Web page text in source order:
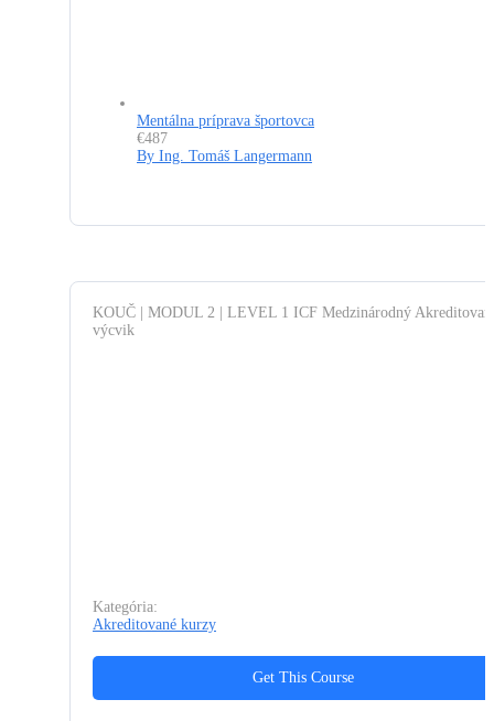
Mentálna príprava športovca
€487
By Ing. Tomáš Langermann
KOUČ | MODUL 2 | LEVEL 1 ICF Medzinárodný
výcvik
Kategória:
Akreditované kurzy
Get This Course